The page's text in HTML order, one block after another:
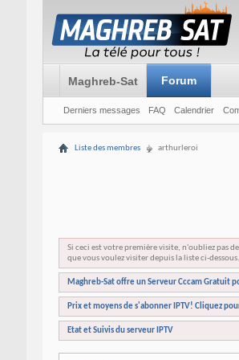
Maghreb-Sat Forum
Derniers messages FAQ Calendrier
Liste des membres arthurleroi
Si ceci est votre première visite, n'oubliez pas
que vous voulez visiter depuis la liste ci-dessous.
Maghreb-Sat offre un Serveur Cccam Gratuit
Prix et moyens de s'abonner IPTV! Cliquez
Etat et Suivis du serveur IPTV